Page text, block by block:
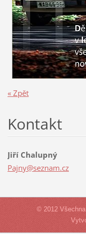
« Zpět
Kontakt
Jiří Chalupný
Pajny@seznam.cz
© 2012